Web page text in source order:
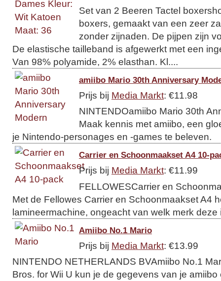
Set van 2 Beeren Tactel
boxers, gemaakt van een zeer
zonder zijnaden. De pijpen zijn
De elastische tailleband is afgewerkt met een
Van 98% polyamide, 2% elasthan. Kl....
amiibo Mario 30th Anniversary
Prijs bij Media Markt: €11.98
NINTENDOamiibo Mario 30th
Maak kennis met amiibo, een
je Nintendo-personages en -games te beleven.
Carrier en Schoonmaakset A4 10-
Prijs bij Media Markt: €11.99
FELLOWESCarrier en
Met de Fellowes Carrier en Schoonmaakset A4
lamineermachine, ongeacht van welk merk
Amiibo No.1 Mario
Prijs bij Media Markt: €13.99
NINTENDO NETHERLANDS BVAmiibo No.1
Bros. for Wii U kun je de gegevens van je